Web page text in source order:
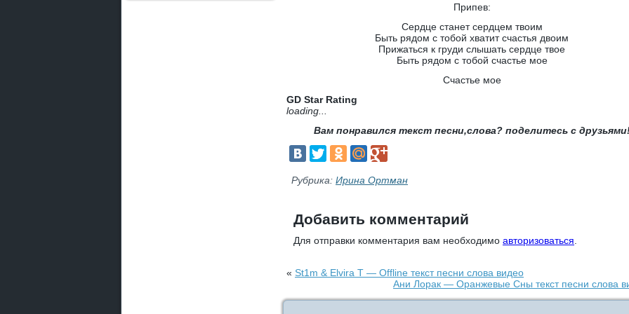
Припев:
Сердце станет сердцем твоим
Быть рядом с тобой хватит счастья двоим
Прижаться к груди слышать сердце твое
Быть рядом с тобой счастье мое
Счастье мое
GD Star Rating
loading...
Вам понравился текст песни,слова? поделитесь с
Рубрика: Ирина Ортман
Добавить комментарий
Для отправки комментария вам необходимо авторизоваться
« St1m & Elvira T — Offline текст песни слова видео
Ани Лорак — Оранжевые Сны текст песни слова